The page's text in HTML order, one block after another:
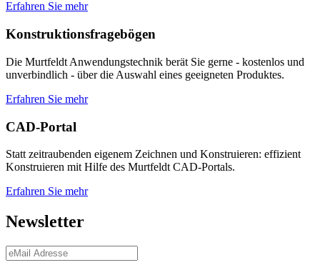
Erfahren Sie mehr
Konstruktionsfragebögen
Die Murtfeldt Anwendungstechnik berät Sie gerne - kostenlos und
unverbindlich - über die Auswahl eines geeigneten Produktes.
Erfahren Sie mehr
CAD-Portal
Statt zeitraubenden eigenem Zeichnen und Konstruieren: effizient
Konstruieren mit Hilfe des Murtfeldt CAD-Portals.
Erfahren Sie mehr
Newsletter